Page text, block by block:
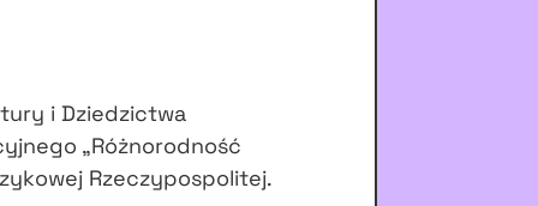
i Dziedzictwa
„Różnorodność
Rzeczypospolitej.